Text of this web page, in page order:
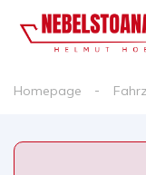
Homepage